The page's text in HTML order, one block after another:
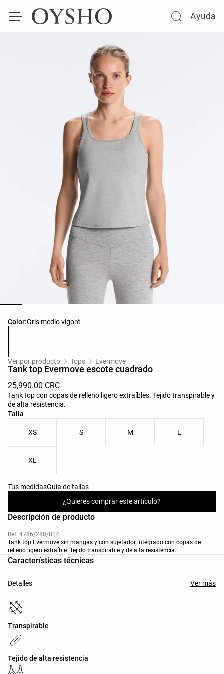
Ayuda
Color:Gris medio vigoré
Lista de colores del producto
Ver por producto Tops Evermove
Tank top Evermove escote cuadrado
25,990.00 CRC
Tank top con copas de relleno ligero extraíbles. Tejido transpirable y
de alta resistencia.
Talla
Lista de tallas del producto
XS S M L
XL
Tus medidasGuía de tallas
¿Quieres comprar este artículo?
Descripción de producto
Ref. 4786/288/814
Tank top Evermove sin mangas y con sujetador integrado con copas de
relleno ligero extraíble. Tejido transpirable y de alta resistencia.
Características técnicas
Detalles Ver más
Transpirable
Tejido de alta resistencia